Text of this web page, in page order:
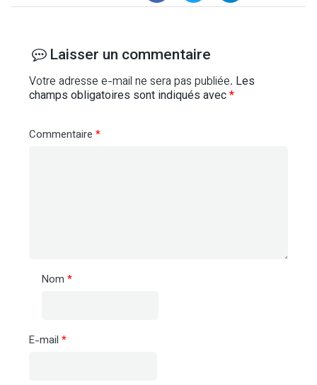
Laisser un commentaire
Votre adresse e-mail ne sera pas publiée. Les
champs obligatoires sont indiqués avec*
Commentaire *
Nom *
E-mail *